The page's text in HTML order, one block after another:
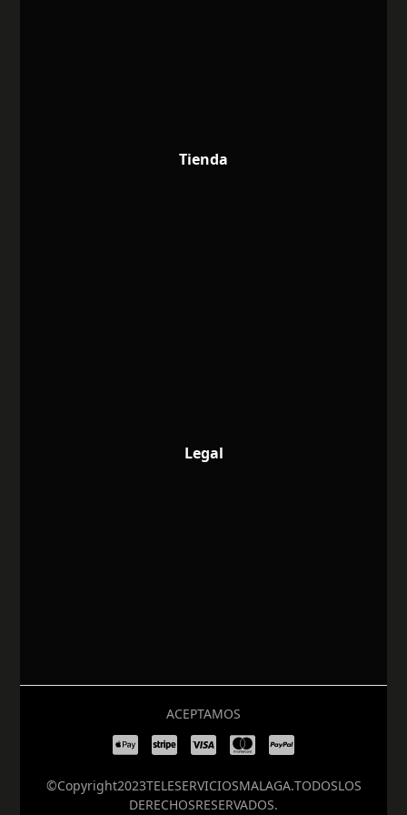
Tienda
Legal
© Copyright 2023 TELESERVICIOS MALAGA. TODOS LOS
DERECHOS RESERVADOS.
ACEPTAMOS